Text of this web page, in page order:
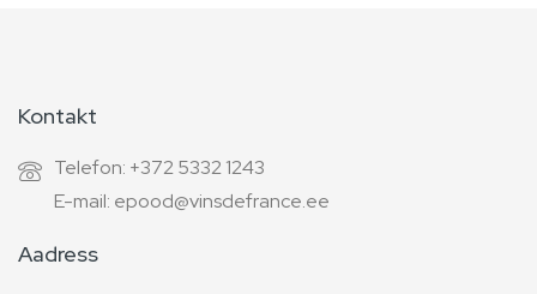
Kontakt
Telefon: +372 5332 1243
E-mail: epood@vinsdefrance.ee
Aadress